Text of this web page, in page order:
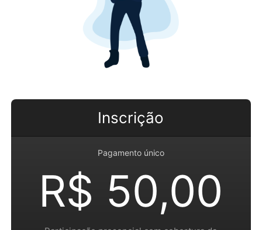
Inscrição
Pagamento único
R$ 50,00